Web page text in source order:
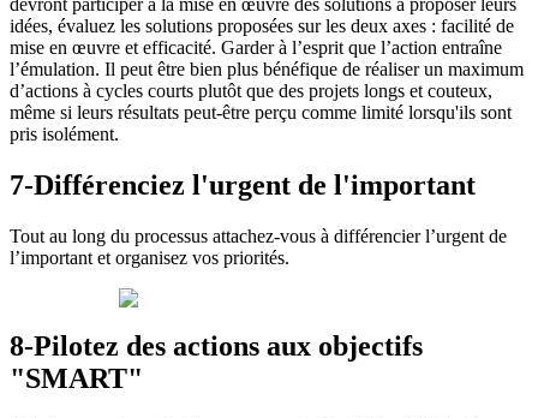
idées, évaluez les solutions proposées sur les deux axes : facilité de
mise en œuvre et efficacité. Garder à l’esprit que l’action entraîne
l’émulation. Il peut être bien plus bénéfique de réaliser un maximum
d’actions à cycles courts plutôt que des projets longs et couteux,
même si leurs résultats peut-être perçu comme limité lorsqu'ils sont
pris isolément.
7-Différenciez l'urgent de l'important
Tout au long du processus attachez-vous à différencier l’urgent de
l’important et organisez vos priorités.
8-Pilotez des actions aux objectifs
"SMART"